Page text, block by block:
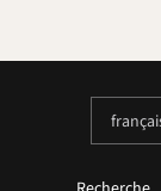
METTRE
JOUR
LE
RÉGION